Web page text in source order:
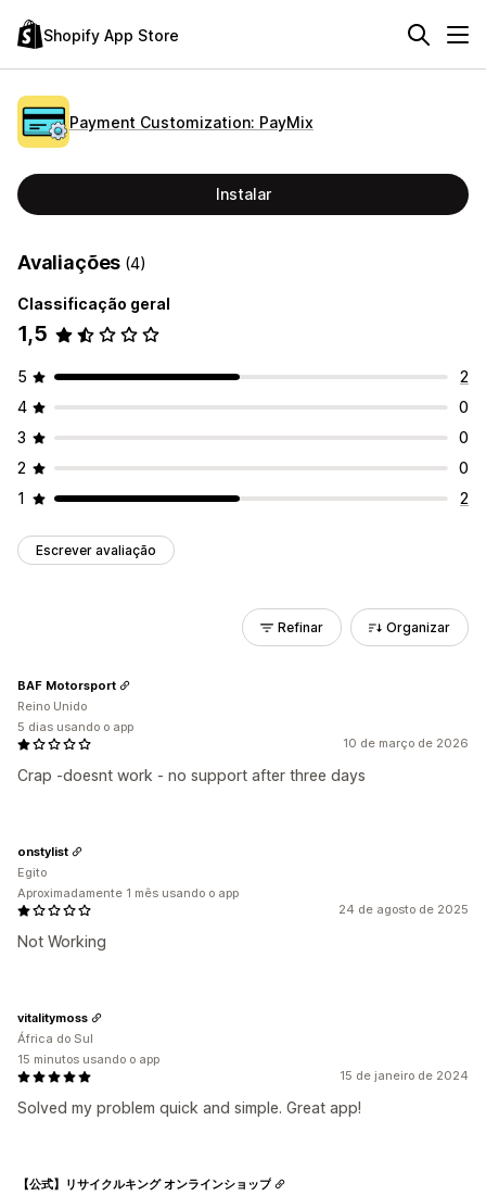
Shopify App Store
Payment Customization: PayMix
Instalar
Avaliações (4)
Classificação geral
1,5
5
2
4
0
3
0
2
0
1
2
Escrever avaliação
Refinar Organizar
10 de março de 2026
Crap -doesnt work - no support after three days
BAF Motorsport
Reino Unido
5 dias usando o app
24 de agosto de 2025
Not Working
onstylist
Egito
Aproximadamente 1 mês usando o app
15 de janeiro de 2024
Solved my problem quick and simple. Great app!
vitalitymoss
África do Sul
15 minutos usando o app
【公式】リサイクルキング オンラインショップ